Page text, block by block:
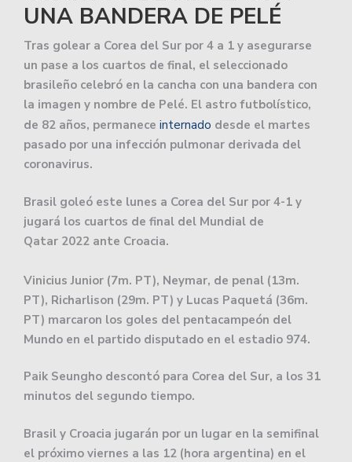
UNA BANDERA DE PELÉ
Tras golear a Corea del Sur por 4 a 1 y asegurarse
un pase a los cuartos de final, el seleccionado
brasileño celebró en la cancha con una bandera con
la imagen y nombre de Pelé. El astro futbolístico,
de 82 años, permanece internado desde el martes
pasado por una infección pulmonar derivada del
coronavirus.
Brasil goleó este lunes a Corea del Sur por 4-1 y
jugará los cuartos de final del Mundial de
Qatar 2022 ante Croacia.
Vinicius Junior (7m. PT), Neymar, de penal (13m.
PT), Richarlison (29m. PT) y Lucas Paquetá (36m.
PT) marcaron los goles del pentacampeón del
Mundo en el partido disputado en el estadio 974.
Paik Seungho descontó para Corea del Sur, a los 31
minutos del segundo tiempo.
Brasil y Croacia jugarán por un lugar en la semifinal
el próximo viernes a las 12 (hora argentina) en el